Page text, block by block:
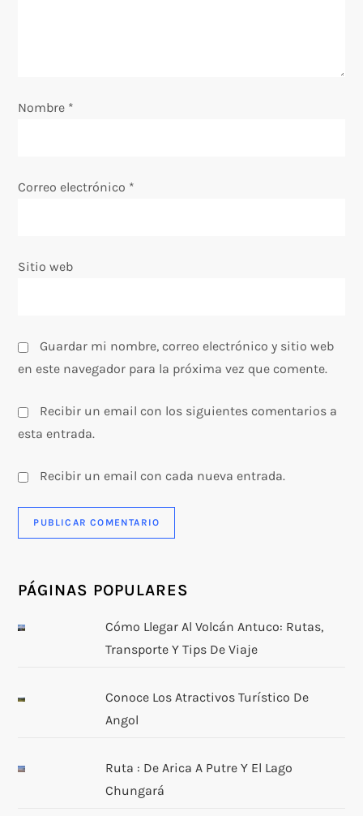
e
t
a
a
s
Nombre *
Correo electrónico *
Sitio web
Guardar mi nombre, correo electrónico y sitio web
en este navegador para la próxima vez que comente.
Recibir un email con los siguientes comentarios a
esta entrada.
Recibir un email con cada nueva entrada.
PÁGINAS POPULARES
Cómo Llegar Al Volcán Antuco: Rutas,
Transporte Y Tips De Viaje
Conoce Los Atractivos Turístico De
Angol
Ruta : De Arica A Putre Y El Lago
Chungará